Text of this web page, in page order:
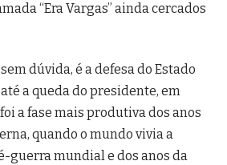
“Era Vargas” ainda cercados
dúvida, é a defesa do Estado
a queda do presidente, em
a fase mais produtiva dos anos
quando o mundo vivia a
guerra mundial e dos anos da